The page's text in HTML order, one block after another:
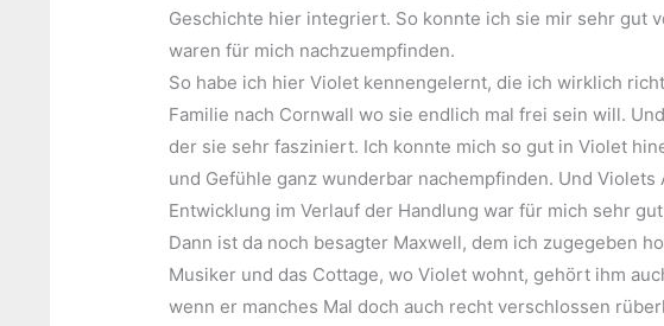
Geschichte hier integriert. So konnte ich sie mir sehr gut
waren für mich nachzuempfinden.
So habe ich hier Violet kennengelernt, die ich wirklich
Familie nach Cornwall wo sie endlich mal frei sein will.
der sie sehr fasziniert. Ich konnte mich so gut in Violet
und Gefühle ganz wunderbar nachempfinden. Und
Entwicklung im Verlauf der Handlung war für mich sehr
Dann ist da noch besagter Maxwell, dem ich zugegeben
Musiker und das Cottage, wo Violet wohnt, gehört ihm
wenn er manches Mal doch auch recht verschlossen